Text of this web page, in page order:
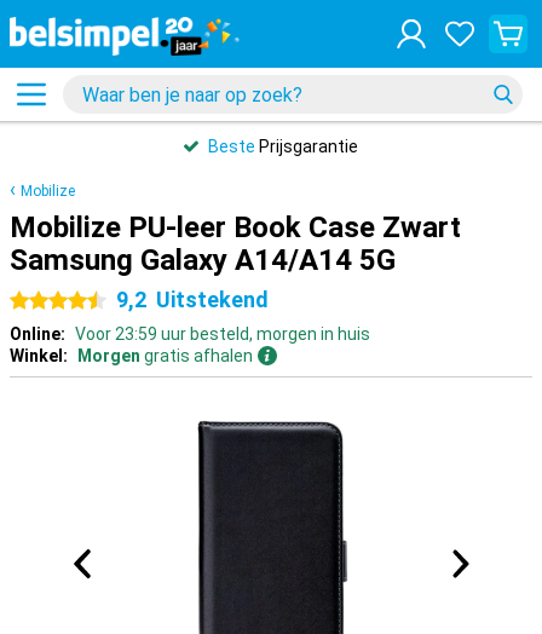
Beste Prijsgarantie
Mobilize
Mobilize PU-leer Book Case Zwart
Samsung Galaxy A14/A14 5G
4.5 sterren
9,2 Uitstekend
Online: Voor 23:59 uur besteld, morgen in huis
Winkel:
Morgen gratis afhalen